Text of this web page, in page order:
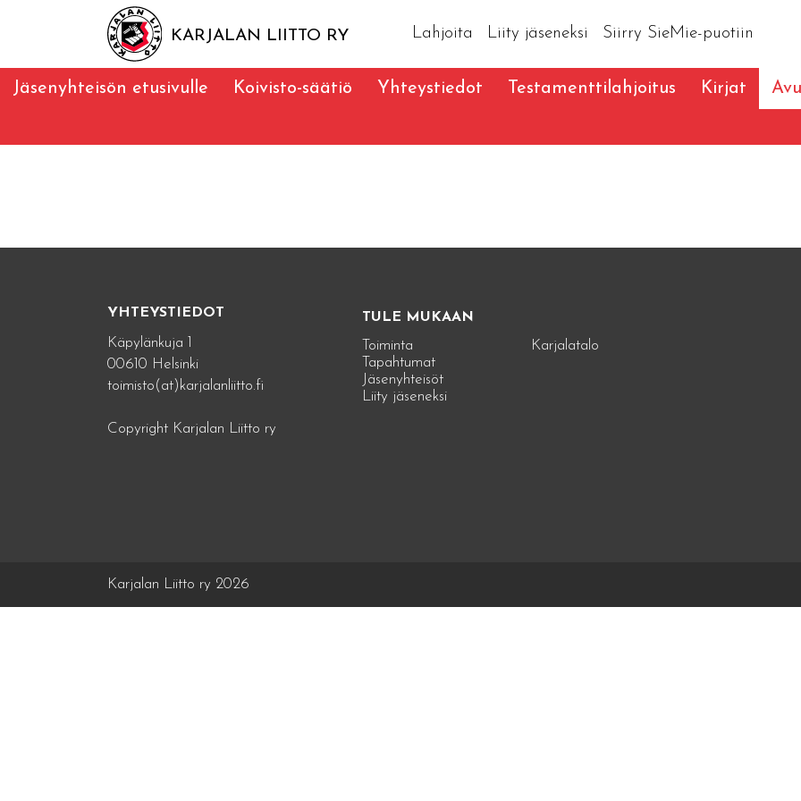
KARJALAN LIITTO RY Lahjoita Liity jäseneksi Siirry SieMie-puotiin
Jäsenyhteisön etusivulle Koivisto-säätiö Yhteystiedot Testamenttilahjoitus Kirjat
YHTEYSTIEDOT
Käpylänkuja 1
00610 Helsinki
toimisto(at)karjalanliitto.fi
Copyright Karjalan Liitto ry
TULE MUKAAN
Toiminta
Tapahtumat
Jäsenyhteisöt
Liity jäseneksi
Karjalatalo
Karjalan Liitto ry 2026